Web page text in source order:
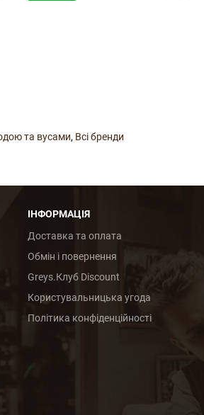
та вусами, Всі бренди
ІНФОРМАЦІЯ
Доставка та оплата
Обмін і повернення
Greys.Клуб Discount
Користувальницька угода
Політика конфіденційності